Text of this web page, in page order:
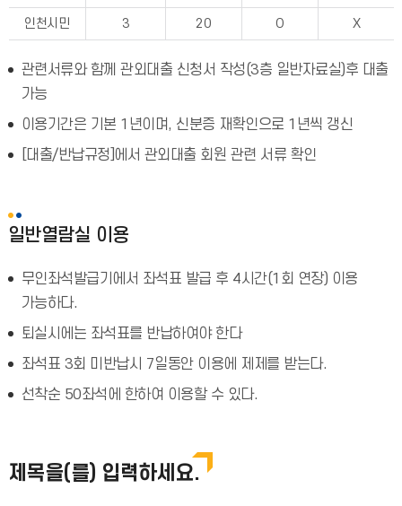
인천시민 3 20 O X
관련서류와 함께 관외대출 신청서 작성(3층 일반자료실)후 대출
가능
이용기간은 기본 1년이며, 신분증 재확인으로 1년씩 갱신
[대출/반납규정]에서 관외대출 회원 관련 서류 확인
일반열람실 이용
무인좌석발급기에서 좌석표 발급 후 4시간(1회 연장) 이용
가능하다.
퇴실시에는 좌석표를 반납하여야 한다
좌석표 3회 미반납시 7일동안 이용에 제제를 받는다.
선착순 50좌석에 한하여 이용할 수 있다.
제목을(를) 입력하세요.